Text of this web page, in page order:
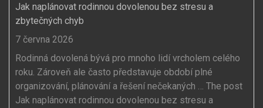
Jak naplánovat rodinnou dovolenou bez stresu a
zbytečných chyb
7 června 2026
Rodinná dovolená bývá pro mnoho lidí vrcholem celého
roku. Zároveň ale často představuje období plné
organizování, plánování a řešení nečekaných … The post
Jak naplánovat rodinnou dovolenou bez stresu a